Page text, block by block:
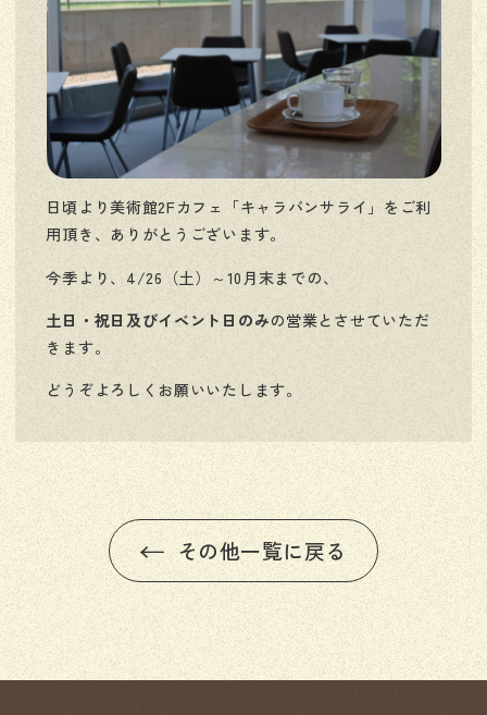
日頃より美術館2Fカフェ「キャラバンサライ」をご利
用頂き、ありがとうございます。
今季より、4/26（土）～10月末までの、
土日・祝日及びイベント日のみの営業とさせていただ
きます。
どうぞよろしくお願いいたします。
その他一覧に戻る